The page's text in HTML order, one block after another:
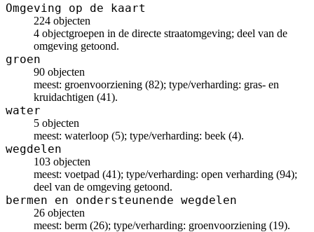
Omgeving op de kaart
224 objecten
4 objectgroepen in de directe straatomgeving; deel van de
omgeving getoond.
groen
90 objecten
meest: groenvoorziening (82); type/verharding: gras- en
kruidachtigen (41).
water
5 objecten
meest: waterloop (5); type/verharding: beek (4).
wegdelen
103 objecten
meest: voetpad (41); type/verharding: open verharding (94);
deel van de omgeving getoond.
bermen en ondersteunende wegdelen
26 objecten
meest: berm (26); type/verharding: groenvoorziening (19).